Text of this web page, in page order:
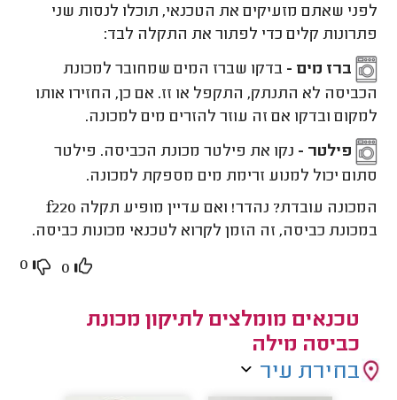
לפני שאתם מזעיקים את הטכנאי, תוכלו לנסות שני
פתרונות קלים כדי לפתור את התקלה לבד:
ברז מים - בדקו שברז המים שמחובר למכונת
הכביסה לא התנתק, התקפל או זז. אם כן, החזירו אותו
למקום ובדקו אם זה עוזר להזרים מים למכונה.
פילטר - נקו את פילטר מכונת הכביסה. פילטר
סתום יכול למנוע זרימת מים מספקת למכונה.
המכונה עובדת? נהדר! ואם עדיין מופיע תקלה f220
במכונת כביסה, זה הזמן לקרוא לטכנאי מכונות כביסה.
0
0
טכנאים מומלצים לתיקון מכונת
כביסה מילה
בחירת עיר